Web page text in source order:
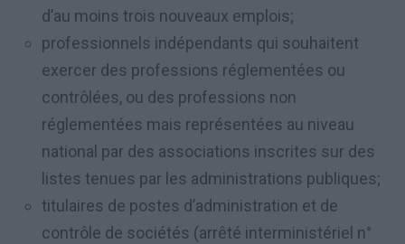
d’au moins trois nouveaux emplois;
professionnels indépendants qui souhaitent
exercer des professions réglementées ou
contrôlées, ou des professions non
réglementées mais représentées au niveau
national par des associations inscrites sur des
listes tenues par les administrations publiques;
titulaires de postes d’administration et de
contrôle de sociétés (arrêté interministériel n°